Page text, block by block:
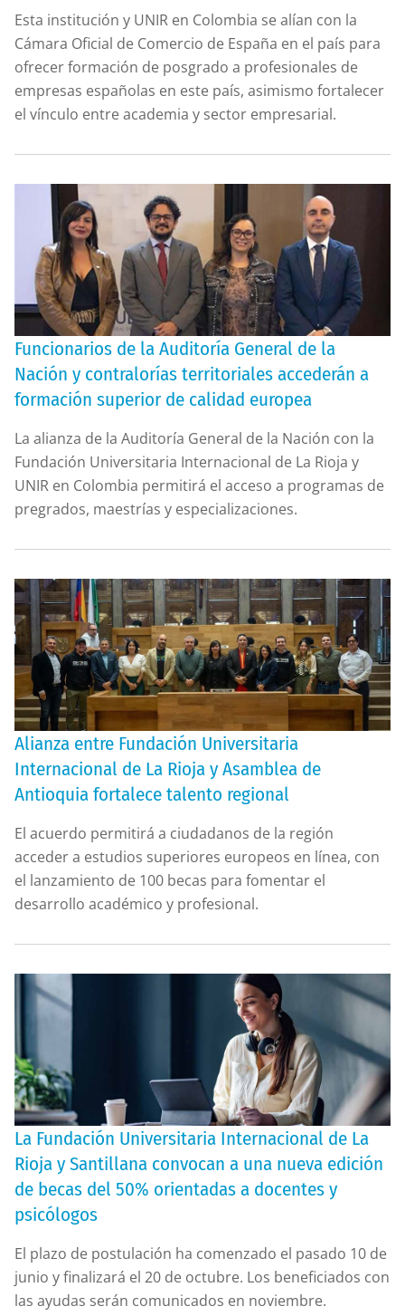
Esta institución y UNIR en Colombia se alían con la
Cámara Oficial de Comercio de España en el país para
ofrecer formación de posgrado a profesionales de
empresas españolas en este país, asimismo fortalecer
el vínculo entre academia y sector empresarial.
Funcionarios de la Auditoría General de la
Nación y contralorías territoriales accederán a
formación superior de calidad europea
La alianza de la Auditoría General de la Nación con la
Fundación Universitaria Internacional de La Rioja y
UNIR en Colombia permitirá el acceso a programas de
pregrados, maestrías y especializaciones.
Alianza entre Fundación Universitaria
Internacional de La Rioja y Asamblea de
Antioquia fortalece talento regional
El acuerdo permitirá a ciudadanos de la región
acceder a estudios superiores europeos en línea, con
el lanzamiento de 100 becas para fomentar el
desarrollo académico y profesional.
La Fundación Universitaria Internacional de La
Rioja y Santillana convocan a una nueva edición
de becas del 50% orientadas a docentes y
psicólogos
El plazo de postulación ha comenzado el pasado 10 de
junio y finalizará el 20 de octubre. Los beneficiados con
las ayudas serán comunicados en noviembre.